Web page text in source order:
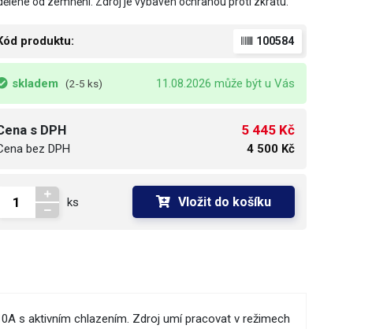
produktu: 100584
skladem (2-5 ks) 11.08.2026 může být u Vás
s DPH
bez DPH
5 445 Kč
4 500 Kč
ks Vložit do košíku
s aktivním chlazením. Zdroj umí pracovat v režimech